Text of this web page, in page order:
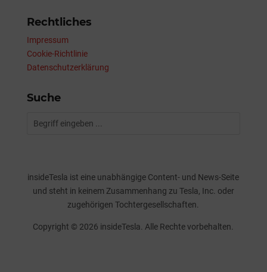
Rechtliches
Impressum
Cookie-Richtlinie
Datenschutzerklärung
Suche
insideTesla ist eine unabhängige Content- und News-Seite
und steht in keinem Zusammenhang zu Tesla, Inc. oder
zugehörigen Tochtergesellschaften.
Copyright © 2026 insideTesla. Alle Rechte vorbehalten.